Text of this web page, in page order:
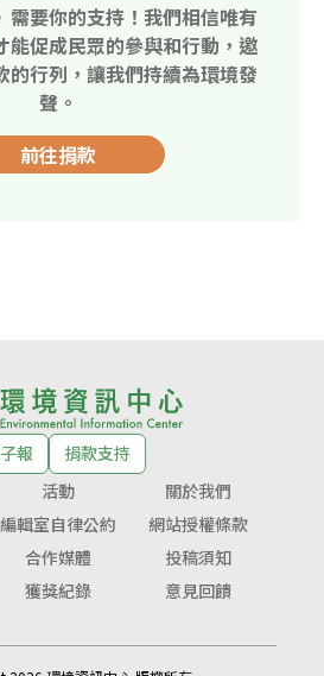
需要你的支持！我們相信唯有
能促成民眾的參與和行動，邀
的行列，讓我們持續為環境發
聲。
前往捐款
報
捐款支持
活動
關於我們
編輯室自律公約
網站授權條款
合作媒體
投稿須知
獲獎紀錄 意見回饋